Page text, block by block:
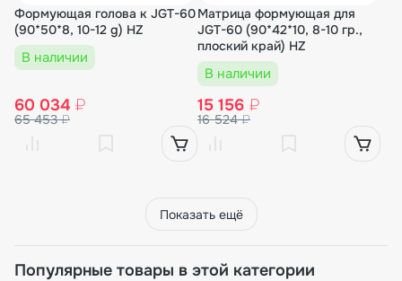
Формующая голова к JGT-60
(90*50*8, 10-12 g) HZ
В наличии
60 034 ₽
65 453₽
Матрица формующая для
JGT-60 (90*42*10, 8-10 гр.,
плоский край) HZ
В наличии
15 156 ₽
16 524₽
Показать ещё
Популярные товары в этой категории